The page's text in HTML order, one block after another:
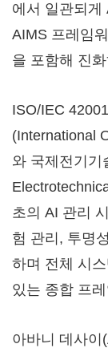
에서 일관되게
AIMS 프레임
을 포함해 진
ISO/IEC
(International
와 국제전기기
초의 AI 관리
험 관리, 투명
하며 전체 시
있는 종합 프
아바니 데사이